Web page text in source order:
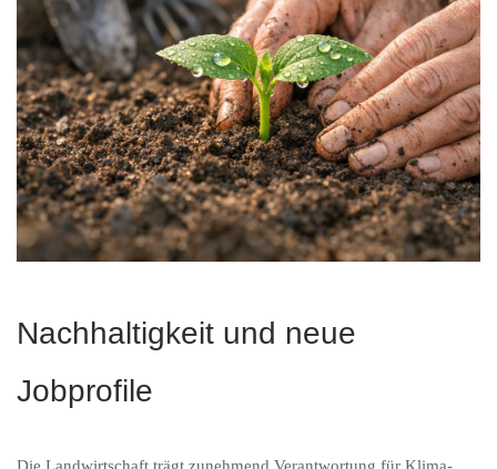
Nachhaltigkeit und neue
Jobprofile
Die Landwirtschaft trägt zunehmend Verantwortung für Klima-